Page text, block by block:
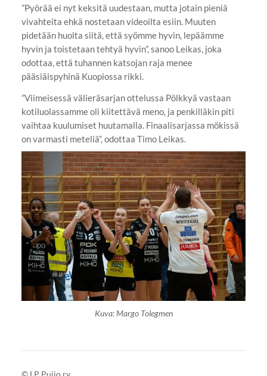
”Pyörää ei nyt keksitä uudestaan, mutta jotain pieniä
vivahteita ehkä nostetaan videoilta esiin. Muuten
pidetään huolta siitä, että syömme hyvin, lepäämme
hyvin ja toistetaan tehtyä hyvin”, sanoo Leikas, joka
odottaa, että tuhannen katsojan raja menee
pääsiäispyhinä Kuopiossa rikki.
”Viimeisessä välieräsarjan ottelussa Pölkkyä vastaan
kotiluolassamme oli kiitettävä meno, ja penkilläkin piti
vaihtaa kuulumiset huutamalla. Finaalisarjassa mökissä
on varmasti meteliä”, odottaa Timo Leikas.
Kuva: Margo Tolegmen
© LP Puijo ry